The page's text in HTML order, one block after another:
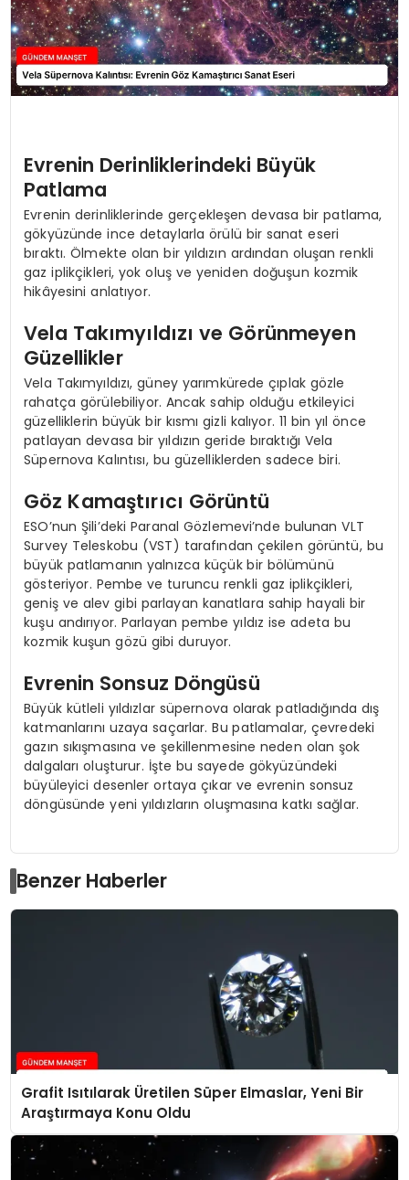
Evrenin Derinliklerindeki Büyük
Patlama
Evrenin derinliklerinde gerçekleşen devasa bir patlama,
gökyüzünde ince detaylarla örülü bir sanat eseri
bıraktı. Ölmekte olan bir yıldızın ardından oluşan renkli
gaz iplikçikleri, yok oluş ve yeniden doğuşun kozmik
hikâyesini anlatıyor.
Vela Takımyıldızı ve Görünmeyen
Güzellikler
Vela Takımyıldızı, güney yarımkürede çıplak gözle
rahatça görülebiliyor. Ancak sahip olduğu etkileyici
güzelliklerin büyük bir kısmı gizli kalıyor. 11 bin yıl önce
patlayan devasa bir yıldızın geride bıraktığı Vela
Süpernova Kalıntısı, bu güzelliklerden sadece biri.
Göz Kamaştırıcı Görüntü
ESO’nun Şili’deki Paranal Gözlemevi’nde bulunan VLT
Survey Teleskobu (VST) tarafından çekilen görüntü, bu
büyük patlamanın yalnızca küçük bir bölümünü
gösteriyor. Pembe ve turuncu renkli gaz iplikçikleri,
geniş ve alev gibi parlayan kanatlara sahip hayali bir
kuşu andırıyor. Parlayan pembe yıldız ise adeta bu
kozmik kuşun gözü gibi duruyor.
Evrenin Sonsuz Döngüsü
Büyük kütleli yıldızlar süpernova olarak patladığında dış
katmanlarını uzaya saçarlar. Bu patlamalar, çevredeki
gazın sıkışmasına ve şekillenmesine neden olan şok
dalgaları oluşturur. İşte bu sayede gökyüzündeki
büyüleyici desenler ortaya çıkar ve evrenin sonsuz
döngüsünde yeni yıldızların oluşmasına katkı sağlar.
Benzer Haberler
Grafit Isıtılarak Üretilen Süper Elmaslar, Yeni Bir
Araştırmaya Konu Oldu